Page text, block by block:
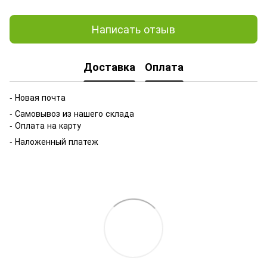
Написать отзыв
Доставка Оплата
- Новая почта
- Самовывоз из нашего склада
- Оплата на карту
- Наложенный платеж